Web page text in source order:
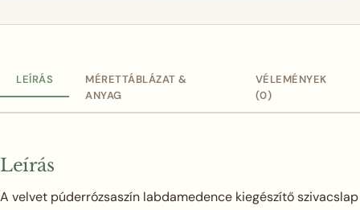
LEÍRÁS
MÉRETTÁBLÁZAT &
ANYAG
VÉLEMÉNYEK
(0)
Leírás
A velvet púderrózsaszín labdamedence kiegészítő szivacslap